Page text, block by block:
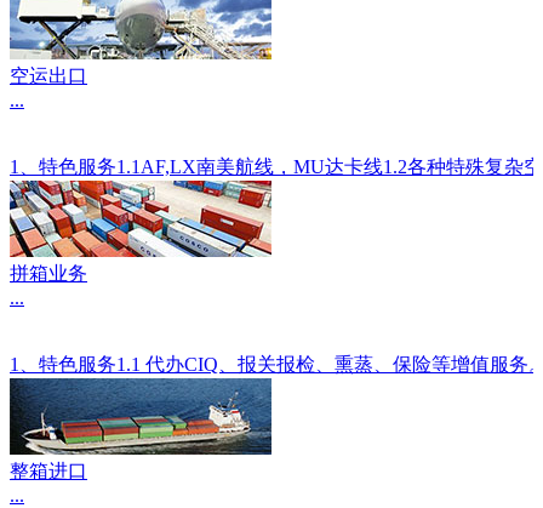
空运出口
...
1、特色服务1.1AF,LX南美航线，MU达卡线1.2各种特殊复杂
拼箱业务
...
1、特色服务1.1 代办CIQ、报关报检、熏蒸、保险等增值服
整箱进口
...